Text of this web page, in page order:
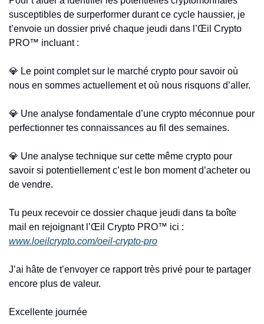
susceptibles de surperformer durant ce cycle haussier, je
t’envoie un dossier privé chaque jeudi dans l’Œil Crypto
PRO™ incluant :
💎 Le point complet sur le marché crypto pour savoir où
nous en sommes actuellement et où nous risquons d’aller.
💎 Une analyse fondamentale d’une crypto méconnue pour
perfectionner tes connaissances au fil des semaines.
💎 Une analyse technique sur cette même crypto pour
savoir si potentiellement c’est le bon moment d’acheter ou
de vendre.
Tu peux recevoir ce dossier chaque jeudi dans ta boîte
www.loeilcrypto.com/oeil-crypto-pro
J’ai hâte de t’envoyer ce rapport très privé pour te partager
encore plus de valeur.
Excellente journée